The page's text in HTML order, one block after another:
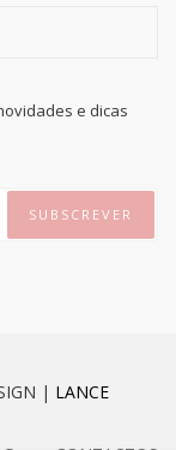
e dicas
| LANCE